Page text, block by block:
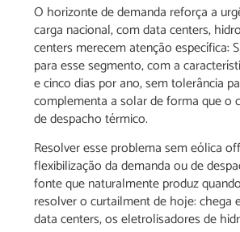
O horizonte de demanda reforça a
carga nacional, com data centers,
centers merecem atenção específica:
para esse segmento, com a
e cinco dias por ano, sem tolerância
complementa a solar de forma que o
de despacho térmico.
Resolver esse problema sem eólica
flexibilização da demanda ou de
fonte que naturalmente produz
resolver o curtailment de hoje: chega
data centers, os eletrolisadores de